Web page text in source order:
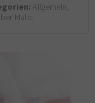
Allgemein,
Matic